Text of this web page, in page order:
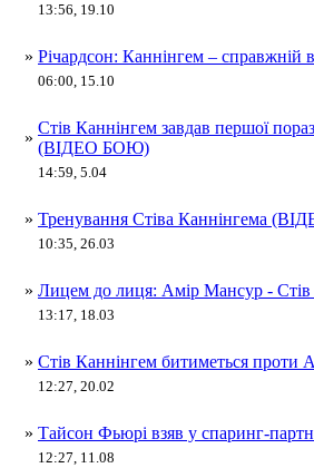
13:56, 19.10
» Річардсон: Каннінгем – справжній
06:00, 15.10
»
Стів Каннінгем завдав першої
(ВІДЕО БОЮ)
14:59, 5.04
» Тренування Стіва Каннінгема
10:35, 26.03
» Лицем до лиця: Амір Мансур -
13:17, 18.03
» Стів Каннінгем битиметься проти
12:27, 20.02
» Тайсон Фьюрі взяв у спаринг-
12:27, 11.08